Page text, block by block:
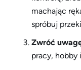
machając
spróbuj
Zwróć
pracy, hobby